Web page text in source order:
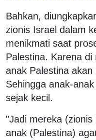
Bahkan,
zionis Israel dalam
menikmati saat
Palestina. Karena
anak Palestina akan
Sehingga anak-
sejak kecil.
"Jadi mereka
anak (Palestina)